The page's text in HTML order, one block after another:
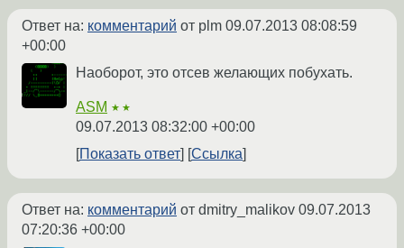
Ответ на: комментарий от plm 09.07.2013 08:08:59
+00:00
Наоборот, это отсев желающих побухать.
ASM ★★
09.07.2013 08:32:00 +00:00
Показать ответ
Ссылка
Ответ на: комментарий от dmitry_malikov 09.07.2013
07:20:36 +00:00